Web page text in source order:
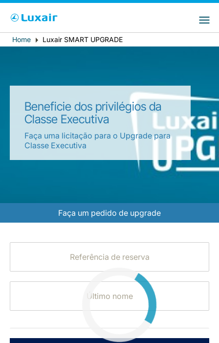
LuxairTours
País de residência Preferred language
Breadcrumb
Home Luxair SMART UPGRADE
Beneficie dos privilégios da
Classe Executiva
Faça uma licitação para o Upgrade para
Classe Executiva
Faça um pedido de upgrade